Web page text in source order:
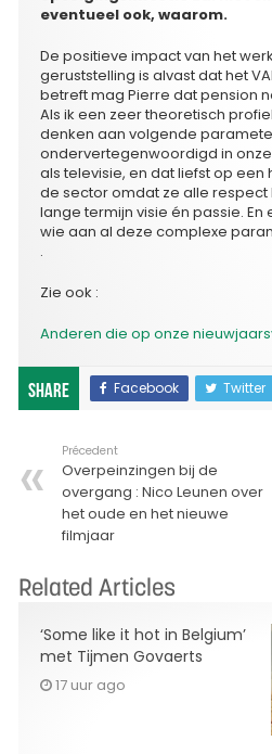
eventueel ook, waarom.
De positieve impact van het
geruststelling is alvast dat het
betreft mag Pierre dat pension
Als ik een zeer theoretisch
denken aan volgende
ondervertegenwoordigd in
als televisie, en dat liefst op
de sector omdat ze alle respect
lange termijn visie én passie.
wie aan al deze complexe
.
Zie ook :
Anderen die op onze
Share Facebook Twitter
Précedent
Overpeinzingen bij de
overgang : Nico Leunen over
het oude en het nieuwe
filmjaar
Related Articles
‘Some like it hot in Belgium’
met Tijmen Govaerts
17 uur ago